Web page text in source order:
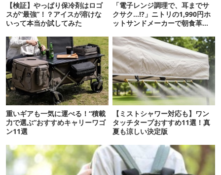
【検証】やっぱり保冷剤はロゴ
スが“最強”！？アイスが溶けな
いって本当か試してみた
「電子レンジ調理で、耳までサ
クサク…!?」ニトリの1,990円ホ
ットサンドメーカーで朝食革命
重いギアも一気に運べる！“積載
力で選ぶ”おすすめキャリーワゴ
ン11選
【ミストシャワー対応も】ワン
タッチタープおすすめ11選！真
夏も涼しい決定版